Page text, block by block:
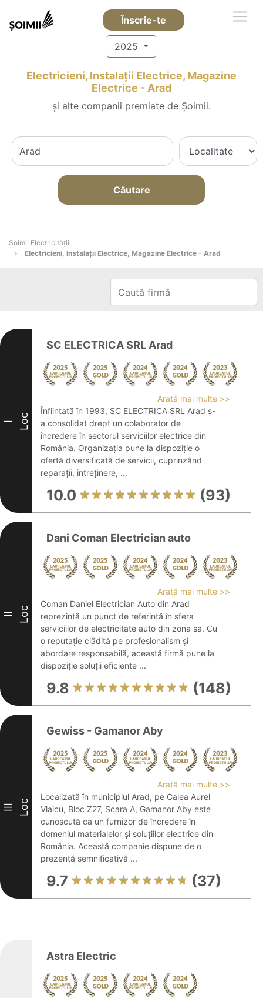
Înscrie-te
2025
Electricieni, Instalații Electrice, Magazine
Electrice - Arad
și alte companii premiate de Șoimii.
Căutare
Șoimii Electricității
Electricieni, Instalații Electrice, Magazine Electrice - Arad
I Loc
SC ELECTRICA SRL Arad
Arată mai multe >>
Înființată în 1993, SC ELECTRICA SRL Arad s-
a consolidat drept un colaborator de
încredere în sectorul serviciilor electrice din
România. Organizația pune la dispoziție o
ofertă diversificată de servicii, cuprinzând
reparații, întreținere, ...
10.0 (93)
II Loc
Dani Coman Electrician auto
Arată mai multe >>
Coman Daniel Electrician Auto din Arad
reprezintă un punct de referință în sfera
serviciilor de electricitate auto din zona sa. Cu
o reputație clădită pe profesionalism și
abordare responsabilă, această firmă pune la
dispoziție soluții eficiente ...
9.8 (148)
III Loc
Gewiss - Gamanor Aby
Arată mai multe >>
Localizată în municipiul Arad, pe Calea Aurel
Vlaicu, Bloc Z27, Scara A, Gamanor Aby este
cunoscută ca un furnizor de încredere în
domeniul materialelor și soluțiilor electrice din
România. Această companie dispune de o
prezență semnificativă ...
9.7 (37)
Astra Electric